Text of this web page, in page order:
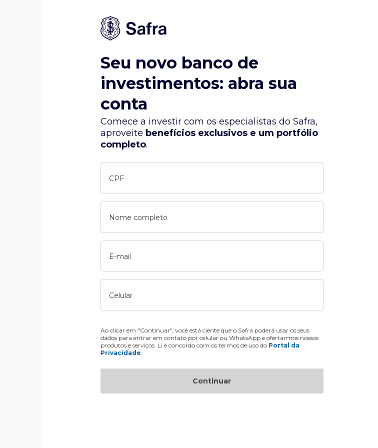
Seu novo banco de
investimentos: abra sua
conta
Comece a investir com os especialistas do Safra,
aproveite benefícios exclusivos e um portfólio
completo.
CPF
Nome completo
E-mail
Celular
Ao clicar em "Continuar", você está ciente que o Safra poderá usar os seus
dados para entrar em contato por celular ou WhatsApp e ofertarmos nossos
produtos e serviços. Li e concordo com os termos de uso do Portal da
Privacidade
Continuar